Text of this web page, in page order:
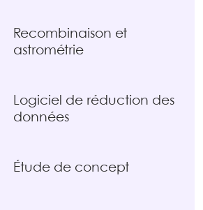
Recombinaison et
astrométrie
Logiciel de réduction des
données
Étude de concept